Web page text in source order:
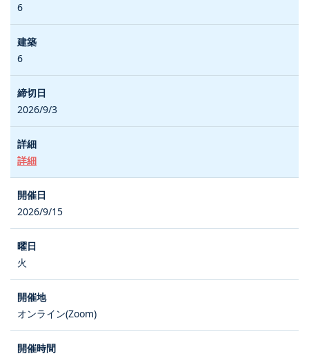
6
6
2026/9/3
詳細
2026/9/15
火
オンライン(Zoom)